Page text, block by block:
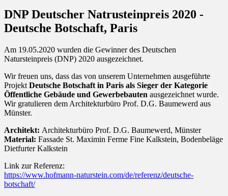
DNP Deutscher Natrusteinpreis 2020 -
Deutsche Botschaft, Paris
Am 19.05.2020 wurden die Gewinner des Deutschen
Natursteinpreis (DNP) 2020 ausgezeichnet.
Wir freuen uns, dass das von unserem Unternehmen ausgeführte
Projekt Deutsche Botschaft in Paris als Sieger der Kategorie
Öffentliche Gebäude und Gewerbebauten ausgezeichnet wurde.
Wir gratulieren dem Architekturbüro Prof. D.G. Baumewerd aus
Münster.
Architekt: Architekturbüro Prof. D.G. Baumewerd, Münster
Material: Fassade St. Maximin Ferme Fine Kalkstein, Bodenbeläge
Dietfurter Kalkstein
Link zur Referenz:
https://www.hofmann-naturstein.com/de/referenz/deutsche-
botschaft/